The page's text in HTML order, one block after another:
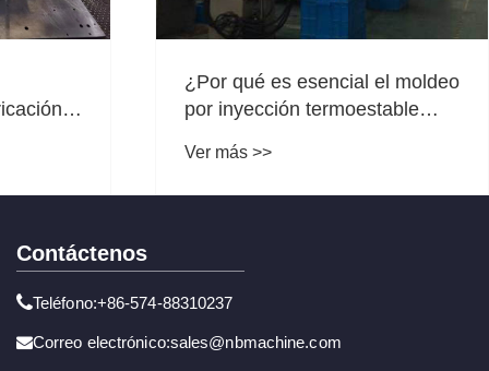
¿Por qué es esencial el moldeo
por inyección termoestable
de alto rendimiento?
Ver más >>
Contáctenos
Teléfono:+86-574-88310237
Correo electrónico:sales@nbmachine.com